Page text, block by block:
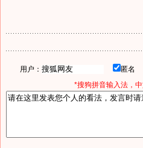
用户： 匿名
*搜狗拼音输入法，